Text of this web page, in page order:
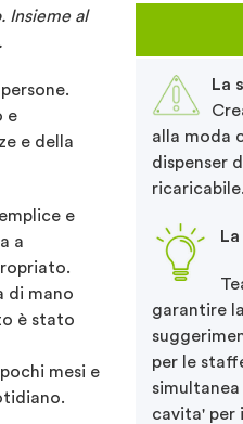
Insieme al
e
e della
e
a
di mano
è stato
mesi e
La
alla moda
dispenser
ricaricabile.
garantire
per le
cavita' per